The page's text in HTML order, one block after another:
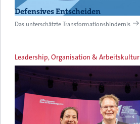
Defensives Entscheiden
Das unterschätzte Transformationshindernis
Leadership, Organisation & Arbeitskultur